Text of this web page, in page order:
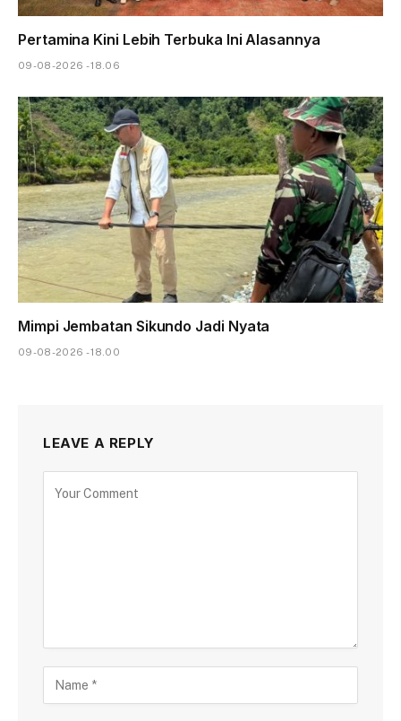
Pertamina Kini Lebih Terbuka Ini Alasannya
09-08-2026 - 18.06
Mimpi Jembatan Sikundo Jadi Nyata
09-08-2026 - 18.00
LEAVE A REPLY